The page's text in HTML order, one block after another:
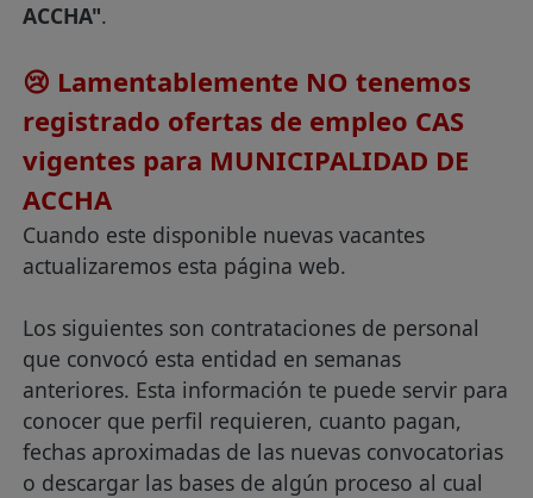
ACCHA".
😢 Lamentablemente NO tenemos
registrado ofertas de empleo CAS
vigentes para MUNICIPALIDAD DE
ACCHA
Cuando este disponible nuevas vacantes
actualizaremos esta página web.
Los siguientes son contrataciones de personal
que convocó esta entidad en semanas
anteriores. Esta información te puede servir para
conocer que perfil requieren, cuanto pagan,
fechas aproximadas de las nuevas convocatorias
o descargar las bases de algún proceso al cual